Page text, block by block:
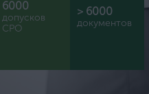
6000
допусков
СРО
> 6000
документов